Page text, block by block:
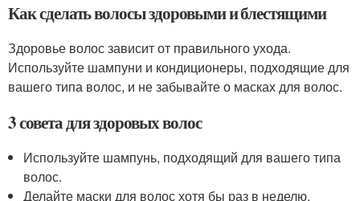
Как сделать волосы здоровыми и блестящими
Здоровье волос зависит от правильного ухода.
Используйте шампуни и кондиционеры, подходящие для
вашего типа волос, и не забывайте о масках для волос.
3 совета для здоровых волос
Используйте шампунь, подходящий для вашего типа
волос.
Делайте маски для волос хотя бы раз в неделю.